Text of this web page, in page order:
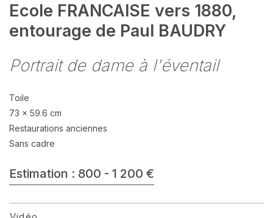
Ecole FRANCAISE vers 1880,
entourage de Paul BAUDRY
Portrait de dame à l'éventail
Toile
73 x 59.6 cm
Restaurations anciennes
Sans cadre
Estimation : 800 - 1 200 €